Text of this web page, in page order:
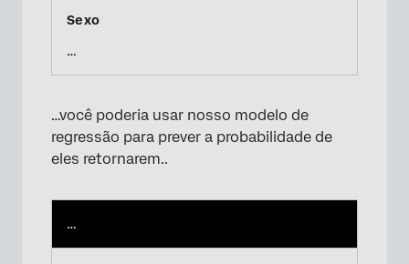
…
…você poderia usar nosso modelo de
regressão para prever a probabilidade de
eles retornarem..
…